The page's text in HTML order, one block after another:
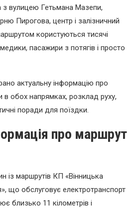
з вулицею Гетьмана Мазепи,
Пирогова, центр і залізничний
користуються тисячі
пасажири з потягів і просто
актуальну інформацію про
в обох напрямках, розклад руху,
поради для поїздки.
про маршрут
із маршрутів КП «Вінницька
що обслуговує електротранспорт
близько 11 кілометрів і